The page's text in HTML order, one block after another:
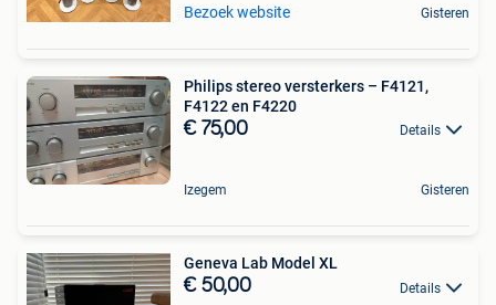
Bezoek website Gisteren
Philips stereo versterkers – F4121,
F4122 en F4220
€ 75,00 Details
Izegem Gisteren
Geneva Lab Model XL
€ 50,00 Details